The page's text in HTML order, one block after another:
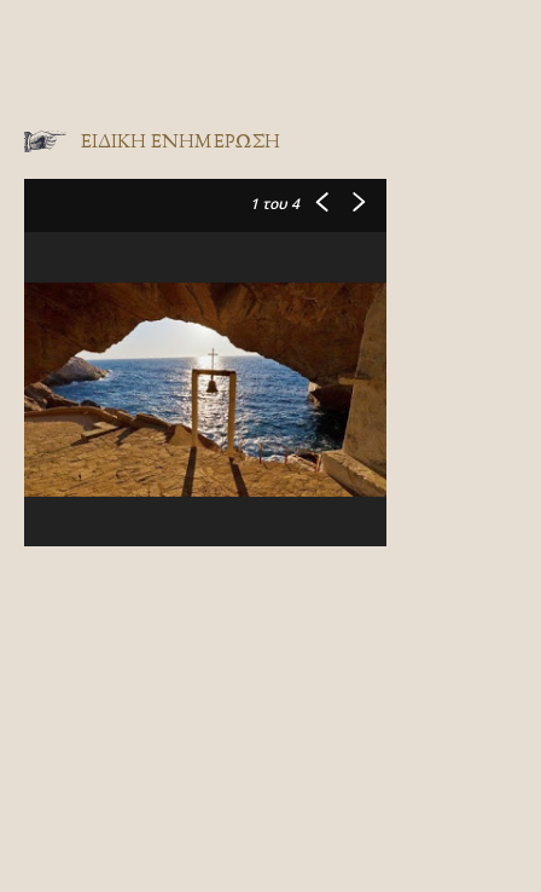
ΕΙΔΙΚΉ ΕΝΗΜΈΡΩΣΗ
1 του 4